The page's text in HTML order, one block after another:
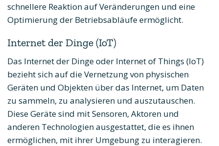
schnellere Reaktion auf Veränderungen und eine
Optimierung der Betriebsabläufe ermöglicht.
Internet der Dinge (IoT)
Das Internet der Dinge oder Internet of Things (IoT)
bezieht sich auf die Vernetzung von physischen
Geräten und Objekten über das Internet, um Daten
zu sammeln, zu analysieren und auszutauschen.
Diese Geräte sind mit Sensoren, Aktoren und
anderen Technologien ausgestattet, die es ihnen
ermöglichen, mit ihrer Umgebung zu interagieren.